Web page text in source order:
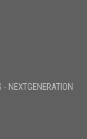
NEXTGENERATION